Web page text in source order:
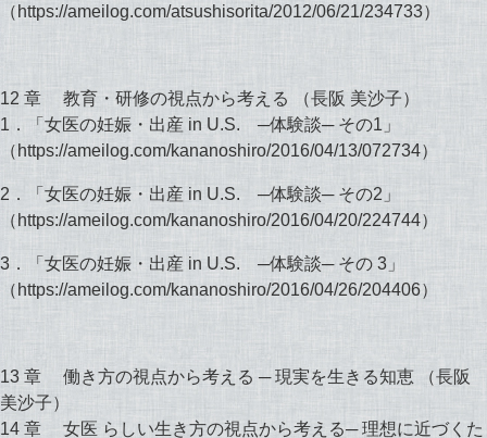
（https://ameilog.com/atsushisorita/2012/06/21/234733）
12 章 教育・研修の視点から考える （長阪 美沙子）
1．「女医の妊娠・出産 in U.S. ─体験談─ その1」
（https://ameilog.com/kananoshiro/2016/04/13/072734）
2．「女医の妊娠・出産 in U.S. ─体験談─ その2」
（https://ameilog.com/kananoshiro/2016/04/20/224744）
3．「女医の妊娠・出産 in U.S. ─体験談─ その 3」
（https://ameilog.com/kananoshiro/2016/04/26/204406）
13 章 働き方の視点から考える ─ 現実を生きる知恵 （長阪
美沙子）
14 章 女医 らしい生き方の視点から考える─ 理想に近づくた